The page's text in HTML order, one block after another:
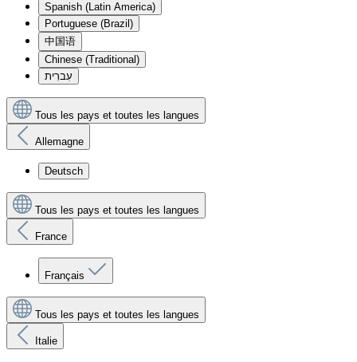
Spanish (Latin America)
Portuguese (Brazil)
中国语
Chinese (Traditional)
עִברִית
Tous les pays et toutes les langues
Allemagne
Deutsch
Tous les pays et toutes les langues
France
Français
Tous les pays et toutes les langues
Italie